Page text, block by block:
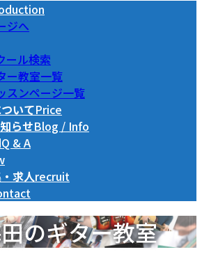
ジへ
ール検索
ー教室一覧
スンページ一覧
いてPrice
らせBlog / Info
Q & A
求人recruit
のギター教室